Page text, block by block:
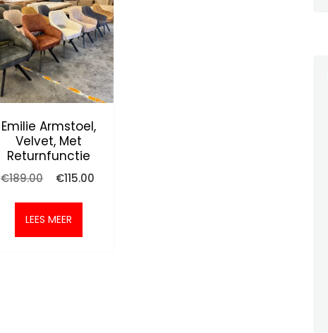
Emilie Armstoel,
Velvet, Met
Returnfunctie
€189.00
Oorspronkelijke
was:
€189.00.
€115.00
LEES MEER